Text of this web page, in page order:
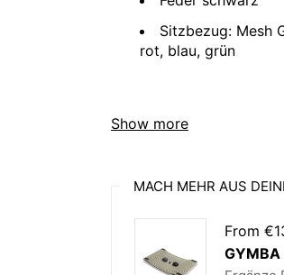
Show more
Sitzbezug: Mesh
rot, blau, grün
Besonderheiten liegen in
Gerne beraten wir Sie
Gewicht ca.
MACH MEHR AUS
From